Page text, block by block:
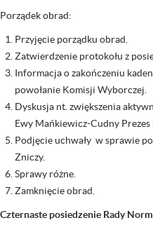
Porządek obrad:
Przyjęcie porządku obrad.
Zatwierdzenie protokołu z
Informacja o zakończeniu
powołanie Komisji Wyborczej.
Dyskusja nt. zwiększenia
Ewy Mańkiewicz-Cudny Prezes
Podjęcie uchwały w sprawie
Zniczy.
Sprawy różne.
Zamknięcie obrad.
Czternaste posiedzenie Rady